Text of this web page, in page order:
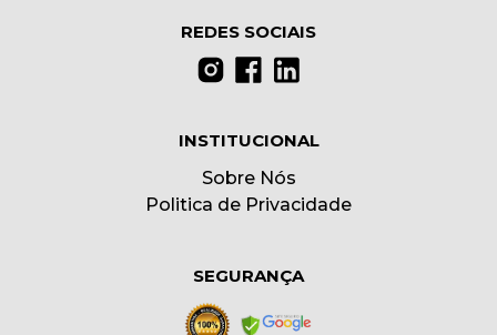
REDES SOCIAIS
INSTITUCIONAL
Sobre Nós
Politica de Privacidade
SEGURANÇA